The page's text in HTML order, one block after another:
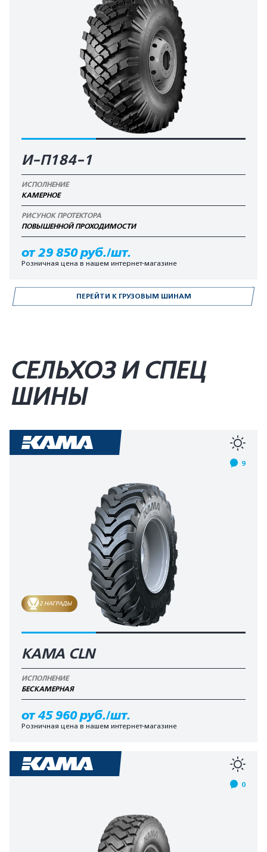
ПЕРЕЙТИ К ГРУЗОВЫМ ШИНАМ
И-П184-1
ИСПОЛНЕНИЕ
КАМЕРНОЕ
РИСУНОК ПРОТЕКТОРА
ПОВЫШЕННОЙ ПРОХОДИМОСТИ
от 29 850 руб./шт.
Розничная цена в нашем интернет-магазине
СЕЛЬХОЗ И СПЕЦ
ШИНЫ
9
2 НАГРАДЫ
KAMA CLN
ИСПОЛНЕНИЕ
БЕCКАМЕРНАЯ
от 45 960 руб./шт.
Розничная цена в нашем интернет-магазине
0